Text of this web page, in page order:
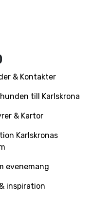
& Kontakter
till Karlskrona
& Kartor
Karlskronas
evenemang
inspiration